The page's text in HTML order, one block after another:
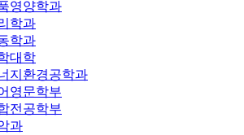
영양학과
학과
학과
대학
지환경공학과
영문학부
전공학부
과